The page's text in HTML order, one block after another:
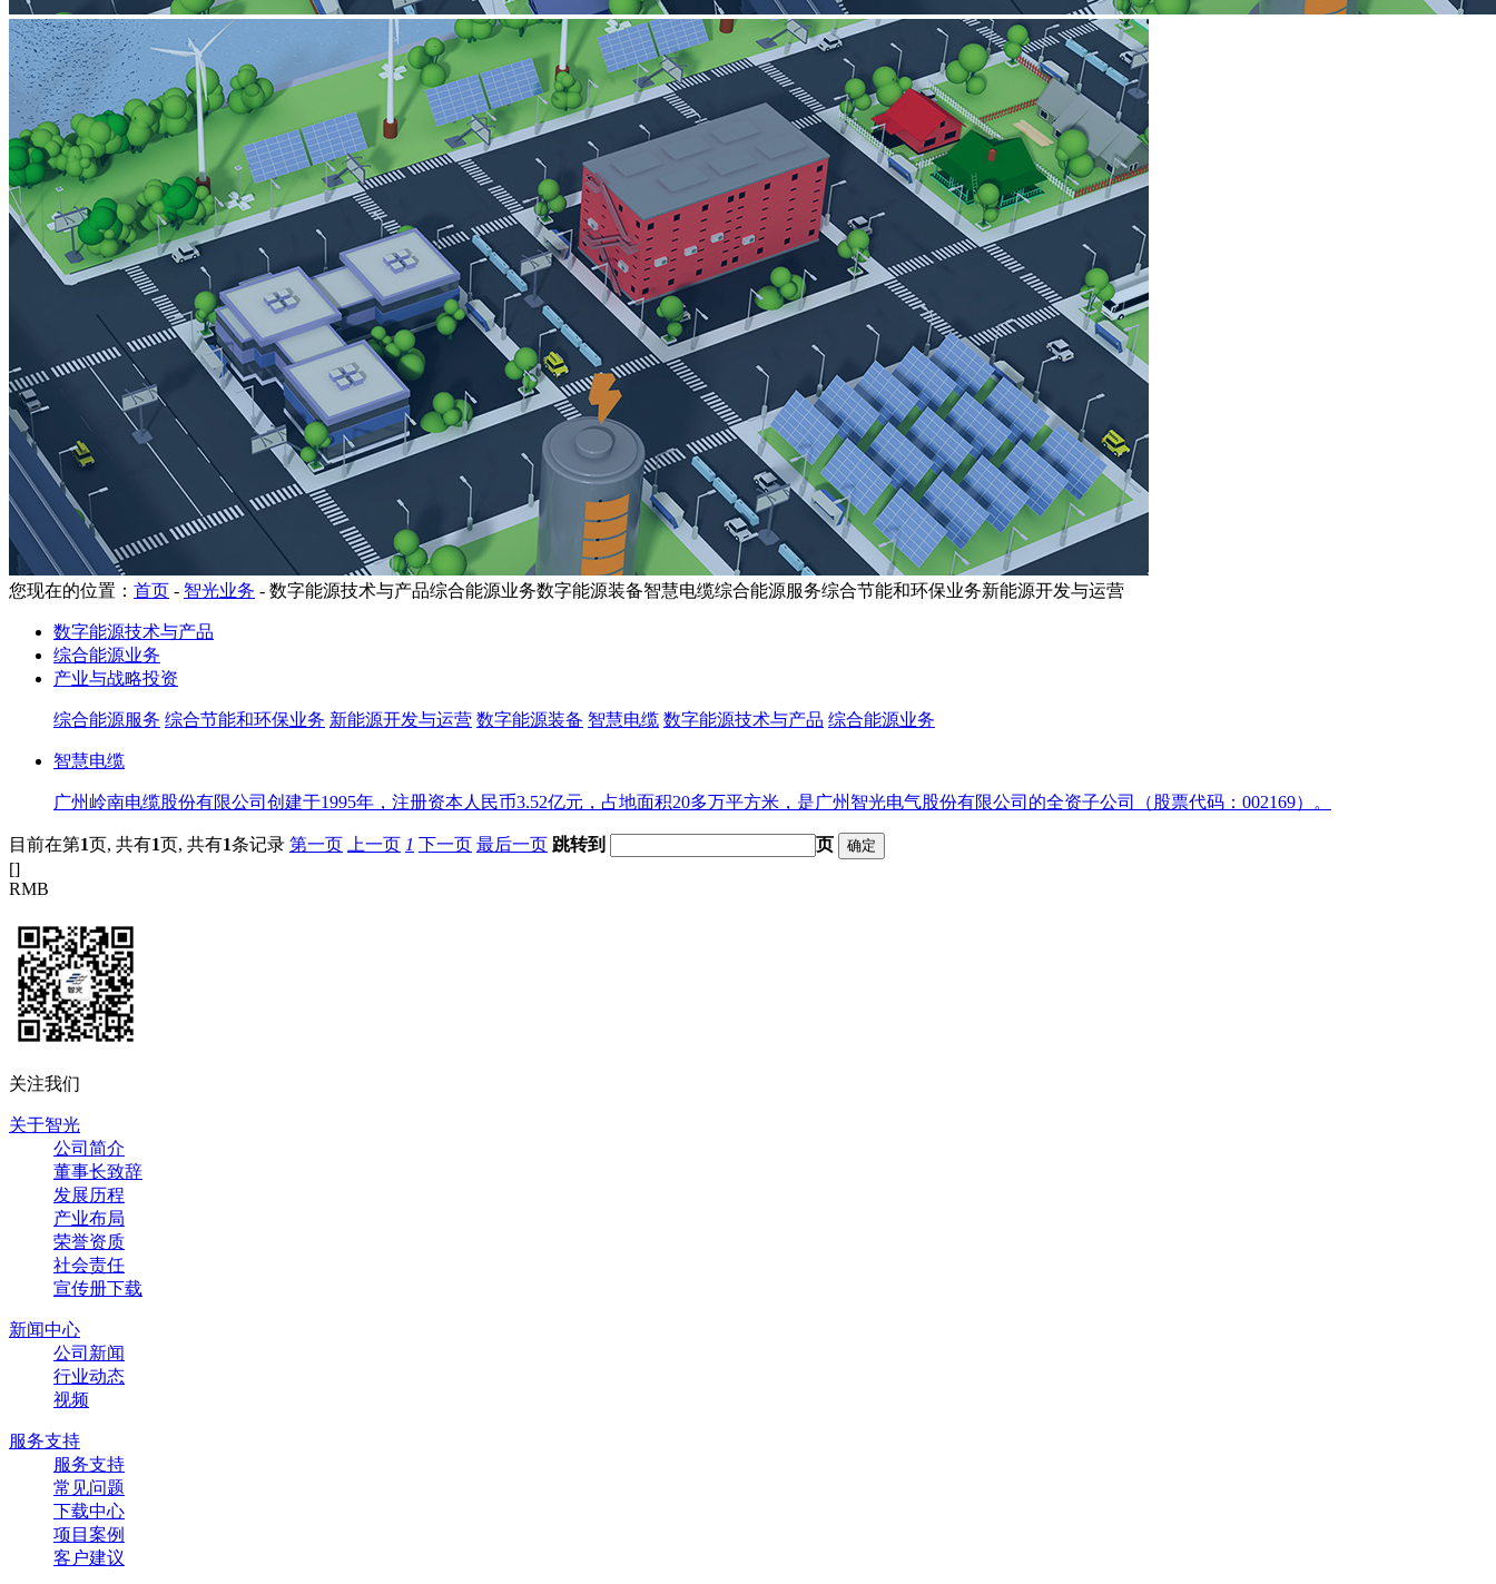
您现在的位置： 首页 - 智光业务 - 数字能源技术与产品综合能源业务数字能源装备智慧电缆综合能源服务综合节能和环保业务新能源开发与运营
数字能源技术与产品
综合能源业务
产业与战略投资
综合能源服务 综合节能和环保业务 新能源开发与运营 数字能源装备 智慧电缆 数字能源技术与产品 综合能源业务
智慧电缆
广州岭南电缆股份有限公司创建于1995年，注册资本人民币3.52亿元，占地面积20多万平方米，是广州智光电气股份有限公司的全资子公司（股票代码：002169）。
目前在第1页, 共有1页, 共有1条记录 第一页 上一页 1 下一页 最后一页 跳转到
页
[]
RMB
关注我们
关于智光
公司简介
董事长致辞
发展历程
产业布局
荣誉资质
社会责任
宣传册下载
新闻中心
公司新闻
行业动态
视频
服务支持
服务支持
常见问题
下载中心
项目案例
客户建议